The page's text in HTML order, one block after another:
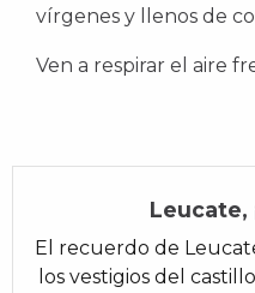
vírgenes y llenos de
Ven a respirar el aire
Leucate,
El recuerdo de
los vestigios del